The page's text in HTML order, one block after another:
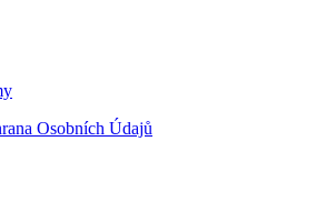
Osobních Údajů